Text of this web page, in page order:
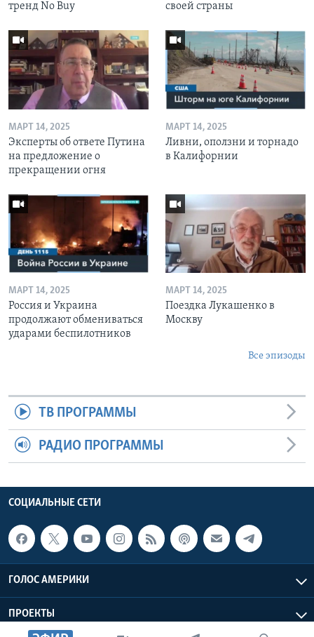
тренд No Buy
своей страны
МАРТ 14, 2025
Эксперты об ответе Путина
на предложение о
прекращении огня
МАРТ 14, 2025
Ливни, оползни и торнадо
в Калифорнии
МАРТ 14, 2025
Россия и Украина
продолжают обмениваться
ударами беспилотников
МАРТ 14, 2025
Поездка Лукашенко в
Москву
Все эпизоды
ТВ ПРОГРАММЫ
РАДИО ПРОГРАММЫ
СОЦИАЛЬНЫЕ СЕТИ
ГОЛОС АМЕРИКИ
ПРОЕКТЫ